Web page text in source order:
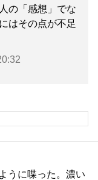
の「感想」でな
はその点が不足
うに喋った。濃い